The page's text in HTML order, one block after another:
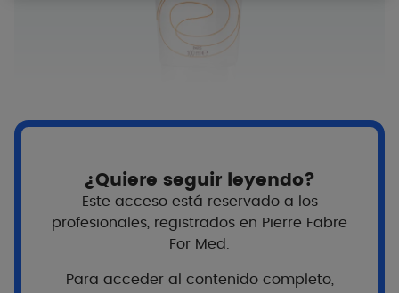
¿Quiere seguir leyendo?
Este acceso está reservado a los
profesionales, registrados en Pierre Fabre
For Med.
Para acceder al contenido completo,
Sólo lo esencial
OK